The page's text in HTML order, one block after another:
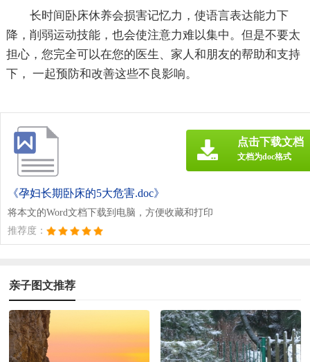
长时间卧床休养会损害记忆力，使语言表达能力下
降，削弱运动技能，也会使注意力难以集中。但是不要太
担心，您完全可以在您的医生、家人和朋友的帮助和支持
下， 一起预防和改善这些不良影响。
《孕妇长期卧床的5大危害.doc》
将本文的Word文档下载到电脑，方便收藏和打印
推荐度：
点击下载文档
文档为doc格式
亲子图文推荐